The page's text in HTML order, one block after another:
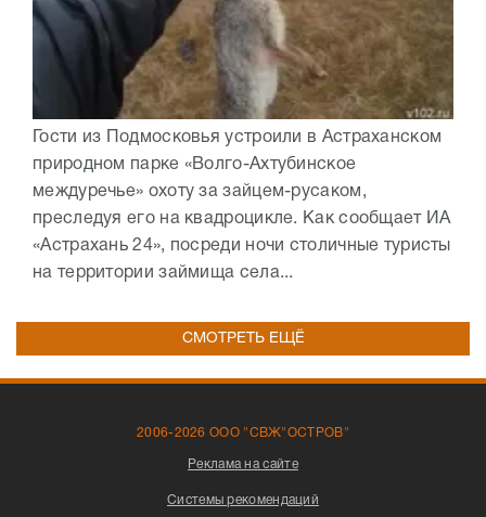
Гости из Подмосковья устроили в Астраханском
природном парке «Волго-Ахтубинское
междуречье» охоту за зайцем-русаком,
преследуя его на квадроцикле. Как сообщает ИА
«Астрахань 24», посреди ночи столичные туристы
на территории займища села...
СМОТРЕТЬ ЕЩЁ
2006-2026 ООО "СВЖ"ОСТРОВ"
Реклама на сайте
Системы рекомендаций